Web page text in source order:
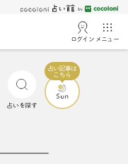
ログイン メニュー
占いを探す